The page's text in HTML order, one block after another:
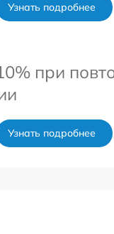
Узнать подробнее
при
Узнать подробнее